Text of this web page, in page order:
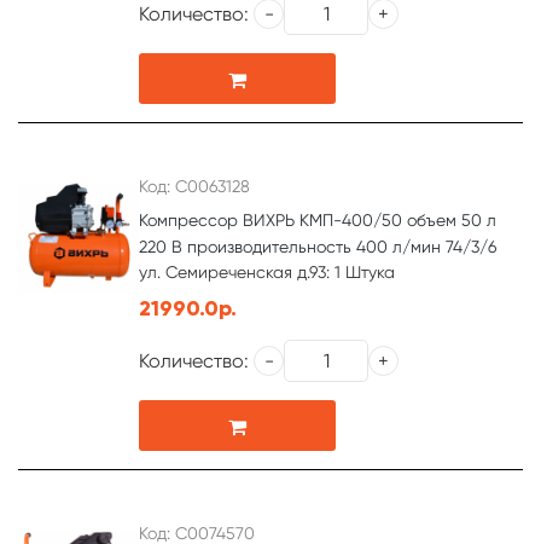
Количество:
Код: С0063128
Компрессор ВИХРЬ КМП-400/50 объем 50 л
220 В производительность 400 л/мин 74/3/6
ул. Семиреченская д.93: 1 Штука
21990.0р.
Количество:
Код: С0074570